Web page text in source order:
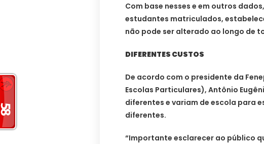
Com base nesses e em outros
estudantes matriculados,
não pode ser alterado ao longo de
DIFERENTES CUSTOS
De acordo com o presidente da
Escolas Particulares), Antônio
diferentes e variam de escola para
diferentes.
“Importante esclarecer ao público